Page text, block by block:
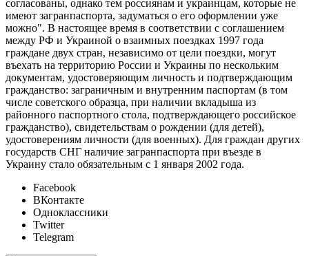
согласованы, однако тем россиянам и украинцам, которые не
имеют загранпаспорта, задуматься о его оформлении уже
можно". В настоящее время в соответствии с соглашением
между РФ и Украиной о взаимных поездках 1997 года
граждане двух стран, независимо от цели поездки, могут
въехать на территорию России и Украины по нескольким
документам, удостоверяющим личность и подтверждающим
гражданство: заграничным и внутренним паспортам (в том
числе советского образца, при наличии вкладыша из
районного паспортного стола, подтверждающего российское
гражданство), свидетельствам о рождении (для детей),
удостоверениям личности (для военных). Для граждан других
государств СНГ наличие загранпаспорта при въезде в
Украину стало обязательным с 1 января 2002 года.
Facebook
ВКонтакте
Одноклассники
Twitter
Telegram